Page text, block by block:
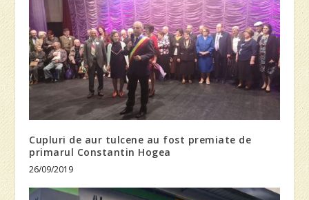
Cupluri de aur tulcene au fost premiate de
primarul Constantin Hogea
26/09/2019